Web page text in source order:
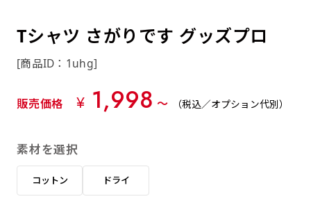
Tシャツ さがりです グッズプロ
[商品ID：1uhg]
販売価格 ¥ 1,998 〜 （税込／オプション代別）
素材を選択
コットン ドライ
つくった、◯◯のぼり」の様に曖昧でも構い
リピート（要画像確認）［ +298円 ］
返事を頂いたあとに製作開始いたします。
入稿（AI／PSD）
する場合があります。
セル不可となります。
ショート(60x150)
近距離の歩行者や、特に女性の目線を意識したい
ショート(150x60)
近距離の歩行者や、特に女性の目線を意識したい
上下チチ
（上と下）
左右チチ
（左右） （上と左右）
上下左右 チチ無し
（上と左右） （四辺にチチ）
ハトメ四隅 ハトメ上2つ
四辺補強
のぼり旗の四辺すべてを
補強縫製します
ポンジをやや厚くした生地です。ポンジと比
べると約2倍の厚みがあります。タペストリー
文字の上からカットされます